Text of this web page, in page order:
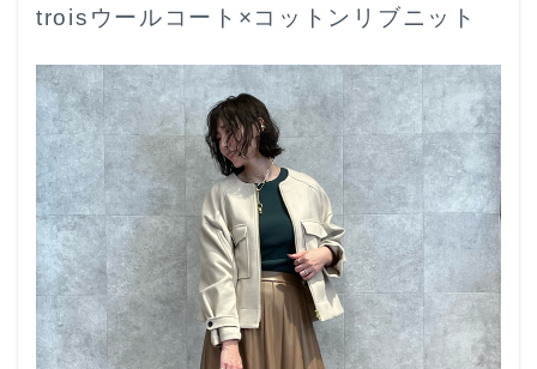
troisウールコート×コットンリブニット